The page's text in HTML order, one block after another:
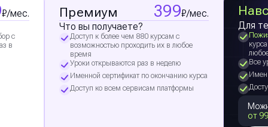
₽/мес.
с
в
Премиум 399₽/мес.
Что вы получаете?
Доступ к более чем 880 курсам с
возможностью проходить их в любое
время
Уроки открываются раз в неделю
Именной сертификат по окончанию курса
Доступ ко всем сервисам платформы
Для
Все
от